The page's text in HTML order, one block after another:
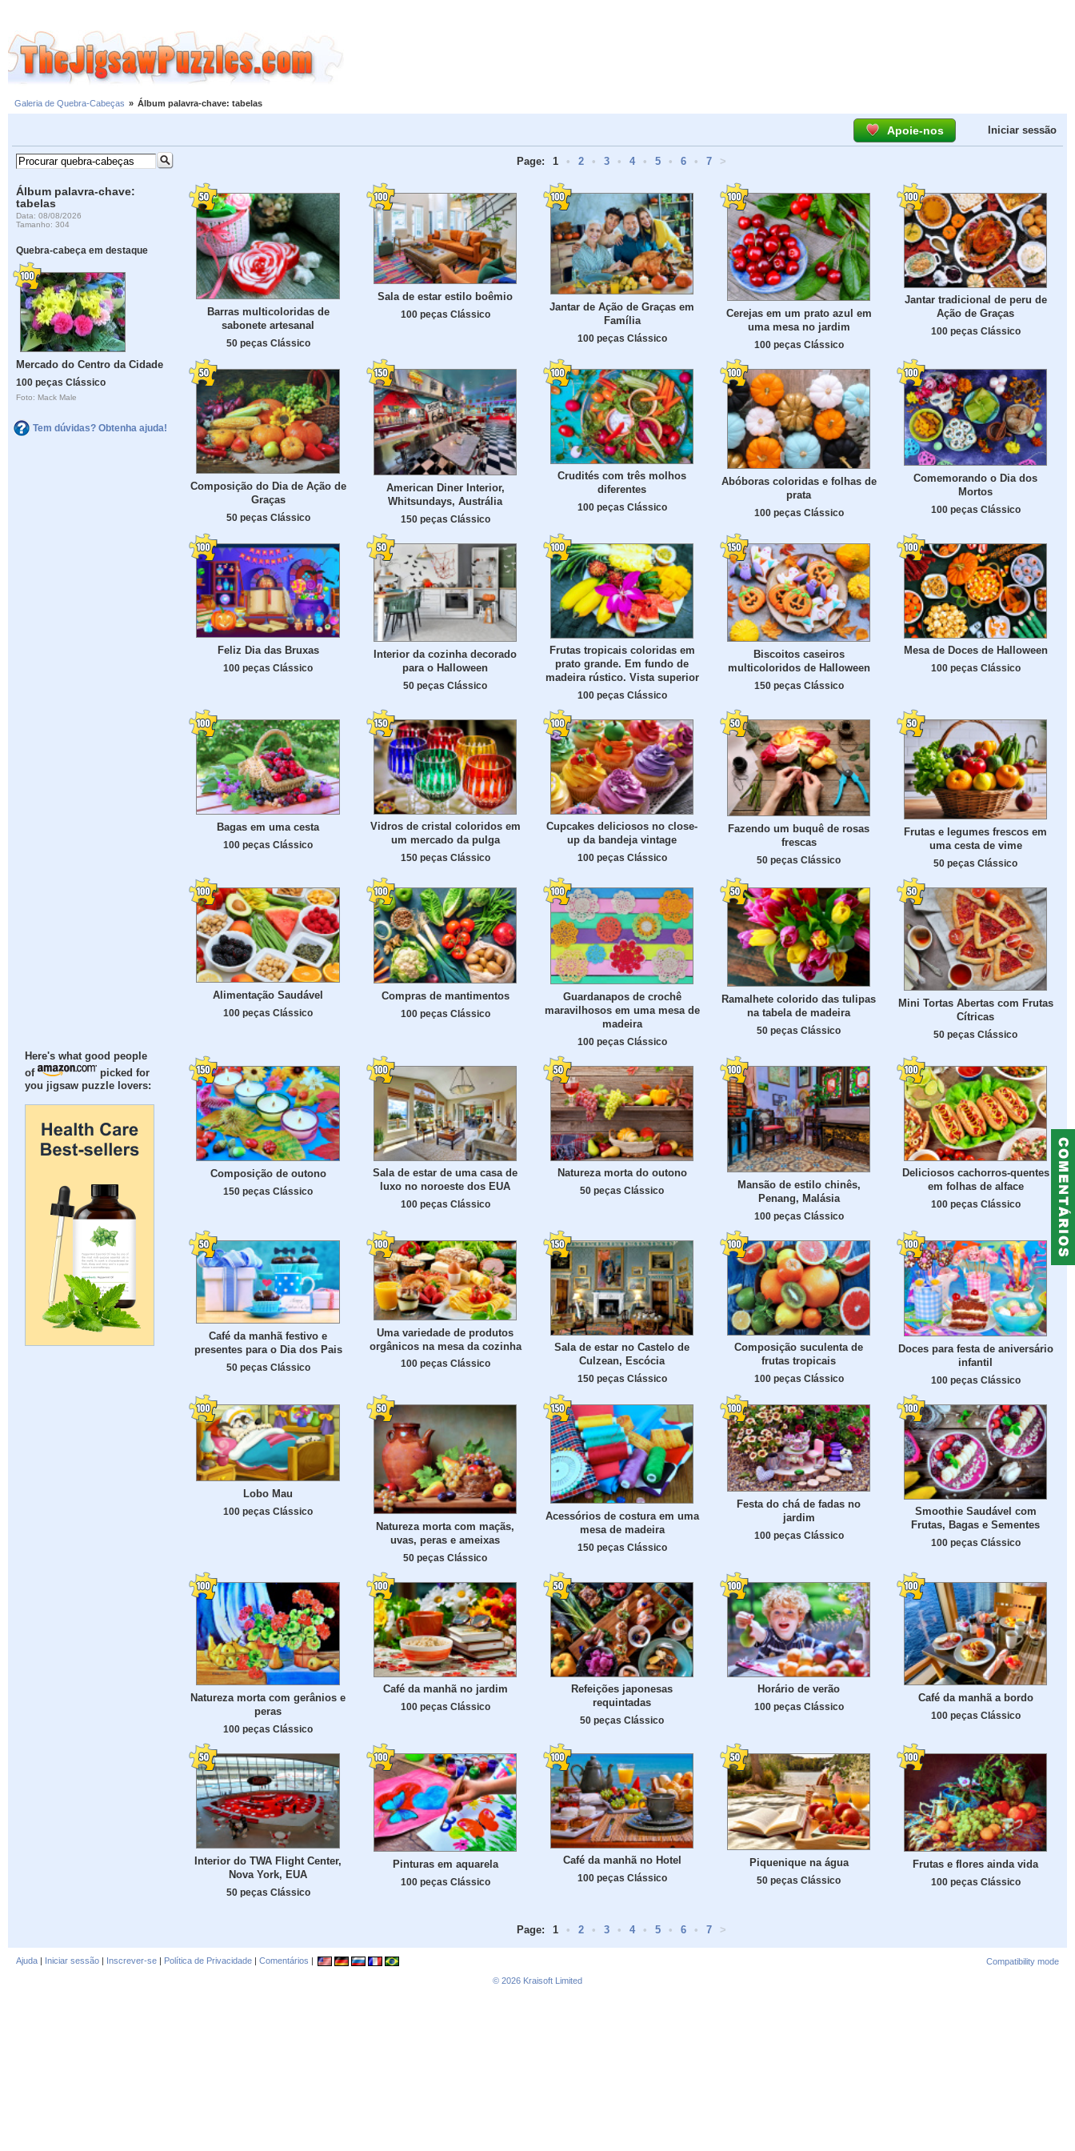
Galeria de Quebra-Cabeças » Álbum palavra-chave: tabelas
Apoie-nos Iniciar sessão
Álbum palavra-chave:
tabelas
Data: 08/08/2026
Tamanho: 304
Quebra-cabeça em destaque
Mercado do Centro da Cidade
100 peças Clássico
Foto: Mack Male
Tem dúvidas? Obtenha ajuda!
Here's what good people
of
picked for
you jigsaw puzzle lovers:
Page: 1 • 2 • 3 • 4 • 5 • 6 • 7 >
Barras multicoloridas de
sabonete artesanal
50 peças Clássico
Sala de estar estilo boêmio
100 peças Clássico
Jantar de Ação de Graças em
Família
100 peças Clássico
Cerejas em um prato azul em
uma mesa no jardim
100 peças Clássico
Jantar tradicional de peru de
Ação de Graças
100 peças Clássico
Composição do Dia de Ação de
Graças
50 peças Clássico
American Diner Interior,
Whitsundays, Austrália
150 peças Clássico
Crudités com três molhos
diferentes
100 peças Clássico
Abóboras coloridas e folhas de
prata
100 peças Clássico
Comemorando o Dia dos
Mortos
100 peças Clássico
Feliz Dia das Bruxas
100 peças Clássico
Interior da cozinha decorado
para o Halloween
50 peças Clássico
Frutas tropicais coloridas em
prato grande. Em fundo de
madeira rústico. Vista superior
100 peças Clássico
Biscoitos caseiros
multicoloridos de Halloween
150 peças Clássico
Mesa de Doces de Halloween
100 peças Clássico
Bagas em uma cesta
100 peças Clássico
Vidros de cristal coloridos em
um mercado da pulga
150 peças Clássico
Cupcakes deliciosos no close-
up da bandeja vintage
100 peças Clássico
Fazendo um buquê de rosas
frescas
50 peças Clássico
Frutas e legumes frescos em
uma cesta de vime
50 peças Clássico
Alimentação Saudável
100 peças Clássico
Compras de mantimentos
100 peças Clássico
Guardanapos de crochê
maravilhosos em uma mesa de
madeira
100 peças Clássico
Ramalhete colorido das tulipas
na tabela de madeira
50 peças Clássico
Mini Tortas Abertas com Frutas
Cítricas
50 peças Clássico
Composição de outono
150 peças Clássico
Sala de estar de uma casa de
luxo no noroeste dos EUA
100 peças Clássico
Natureza morta do outono
50 peças Clássico
Mansão de estilo chinês,
Penang, Malásia
100 peças Clássico
Deliciosos cachorros-quentes
em folhas de alface
100 peças Clássico
Café da manhã festivo e
presentes para o Dia dos Pais
50 peças Clássico
Uma variedade de produtos
orgânicos na mesa da cozinha
100 peças Clássico
Sala de estar no Castelo de
Culzean, Escócia
150 peças Clássico
Composição suculenta de
frutas tropicais
100 peças Clássico
Doces para festa de aniversário
infantil
100 peças Clássico
Lobo Mau
100 peças Clássico
Natureza morta com maçãs,
uvas, peras e ameixas
50 peças Clássico
Acessórios de costura em uma
mesa de madeira
150 peças Clássico
Festa do chá de fadas no
jardim
100 peças Clássico
Smoothie Saudável com
Frutas, Bagas e Sementes
100 peças Clássico
Natureza morta com gerânios e
peras
100 peças Clássico
Café da manhã no jardim
100 peças Clássico
Refeições japonesas
requintadas
50 peças Clássico
Horário de verão
100 peças Clássico
Café da manhã a bordo
100 peças Clássico
Interior do TWA Flight Center,
Nova York, EUA
50 peças Clássico
Pinturas em aquarela
100 peças Clássico
Café da manhã no Hotel
100 peças Clássico
Piquenique na água
50 peças Clássico
Frutas e flores ainda vida
100 peças Clássico
Page: 1 • 2 • 3 • 4 • 5 • 6 • 7 >
Ajuda | Iniciar sessão | Inscrever-se | Política de Privacidade | Comentários |
Compatibility mode
© 2026 Kraisoft Limited